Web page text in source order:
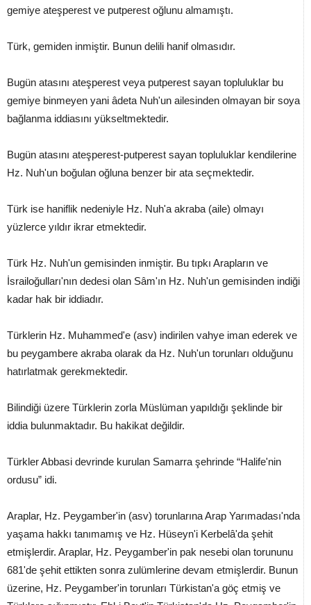
gemiye ateşperest ve putperest oğlunu almamıştı.
Türk, gemiden inmiştir. Bunun delili hanif olmasıdır.
Bugün atasını ateşperest veya putperest sayan topluluklar bu
gemiye binmeyen yani âdeta Nuh'un ailesinden olmayan bir soya
bağlanma iddiasını yükseltmektedir.
Bugün atasını ateşperest-putperest sayan topluluklar kendilerine
Hz. Nuh'un boğulan oğluna benzer bir ata seçmektedir.
Türk ise haniflik nedeniyle Hz. Nuh'a akraba (aile) olmayı
yüzlerce yıldır ikrar etmektedir.
Türk Hz. Nuh'un gemisinden inmiştir. Bu tıpkı Arapların ve
İsrailoğulları'nın dedesi olan Sâm'ın Hz. Nuh'un gemisinden indiği
kadar hak bir iddiadır.
Türklerin Hz. Muhammed'e (asv) indirilen vahye iman ederek ve
bu peygambere akraba olarak da Hz. Nuh'un torunları olduğunu
hatırlatmak gerekmektedir.
Bilindiği üzere Türklerin zorla Müslüman yapıldığı şeklinde bir
iddia bulunmaktadır. Bu hakikat değildir.
Türkler Abbasi devrinde kurulan Samarra şehrinde “Halife'nin
ordusu” idi.
Araplar, Hz. Peygamber'in (asv) torunlarına Arap Yarımadası'nda
yaşama hakkı tanımamış ve Hz. Hüseyn'i Kerbelâ'da şehit
etmişlerdir. Araplar, Hz. Peygamber'in pak nesebi olan torununu
681'de şehit ettikten sonra zulümlerine devam etmişlerdir. Bunun
üzerine, Hz. Peygamber'in torunları Türkistan'a göç etmiş ve